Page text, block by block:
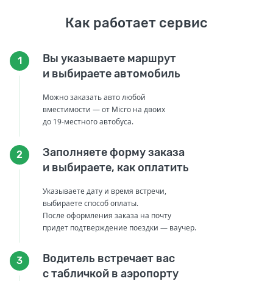
Как работает сервис
1
Вы указываете маршрут
и выбираете автомобиль
Можно заказать авто любой
вместимости — от Micro на двоих
до 19-местного автобуса.
2
Заполняете форму заказа
и выбираете, как оплатить
Указываете дату и время встречи,
выбираете способ оплаты.
После оформления заказа на почту
придет подтверждение поездки — ваучер.
3
Водитель встречает вас
с табличкой в аэропорту